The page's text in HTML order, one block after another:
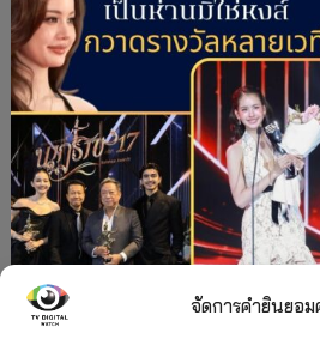
จัดการคำยินยอม